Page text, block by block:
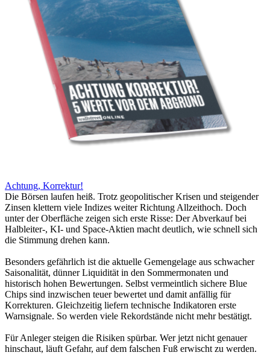
Achtung, Korrektur!
Die Börsen laufen heiß. Trotz geopolitischer Krisen und steigender
Zinsen klettern viele Indizes weiter Richtung Allzeithoch. Doch
unter der Oberfläche zeigen sich erste Risse: Der Abverkauf bei
Halbleiter-, KI- und Space-Aktien macht deutlich, wie schnell sich
die Stimmung drehen kann.
Besonders gefährlich ist die aktuelle Gemengelage aus schwacher
Saisonalität, dünner Liquidität in den Sommermonaten und
historisch hohen Bewertungen. Selbst vermeintlich sichere Blue
Chips sind inzwischen teuer bewertet und damit anfällig für
Korrekturen. Gleichzeitig liefern technische Indikatoren erste
Warnsignale. So werden viele Rekordstände nicht mehr bestätigt.
Für Anleger steigen die Risiken spürbar. Wer jetzt nicht genauer
hinschaut, läuft Gefahr, auf dem falschen Fuß erwischt zu werden.